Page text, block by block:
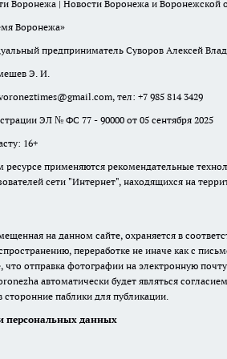
Воронежа | Новости Воронежа и Воронежской
Воронежа»
предприниматель Суворов Алексей
Э. И.
тел: +7 985 814 3429
ЭЛ № ФС 77 - 90000 от 05 сентября 2025
16+
применяются рекомендательные
сети "Интернет", находящихся на
на данном сайте, охраняется в
переработке не иначе как с
что отправка фотографии на электронную
автоматически будет являться
сторонние паблики для публикации.
персональных данных